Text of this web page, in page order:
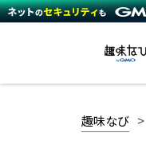
趣味なび